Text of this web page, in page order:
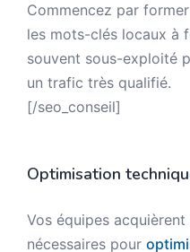
Commencez par
les mots-clés locaux à
souvent sous-exploité
un trafic très qualifié.
[/seo_conseil]
Optimisation
Vos équipes
nécessaires pour